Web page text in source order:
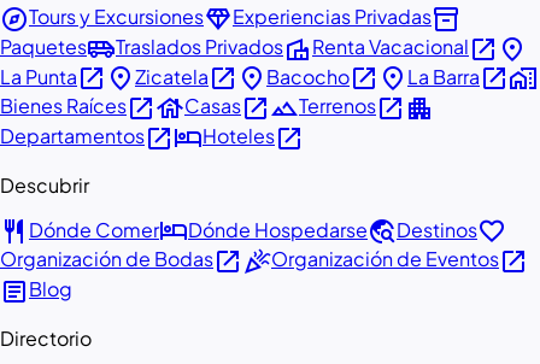
exploreTours y ExcursionesdiamondExperiencias Privadasinventory_2
Paquetesairport_shuttleTraslados PrivadosvillaRenta Vacacionalopen_in_new place
La Puntaopen_in_new placeZicatelaopen_in_new place Bacochoopen_in_new place La Barraopen_in_newhome_work
Bienes Raícesopen_in_newhouseCasasopen_in_newlandscapeTerrenosopen_in_new apartment
Departamentosopen_in_newhotelHotelesopen_in_new
Descubrir
restaurant Dónde ComerhotelDónde Hospedarsetravel_exploreDestinosfavorite
Organización de Bodasopen_in_newcelebrationOrganización de Eventosopen_in_new
articleBlog
Directorio